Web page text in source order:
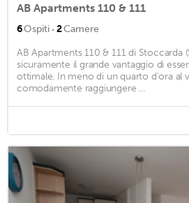
AB Apartments 110 & 111
6Ospiti · 2Camere
AB Apartments 110 & 111 di Stoccarda
sicuramente il grande vantaggio di
ottimale. In meno di un quarto d'ora al
comodamente raggiungere ...